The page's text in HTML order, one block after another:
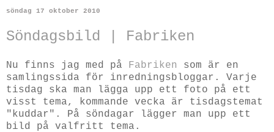
söndag 17 oktober 2010
Söndagsbild | Fabriken
Nu finns jag med på Fabriken
som är en
samlingssida för inredningsbloggar. Varje
tisdag ska man lägga upp ett foto på ett
visst tema, kommande vecka är tisdagstemat
"kuddar". På söndagar lägger man upp ett
bild på valfritt tema.